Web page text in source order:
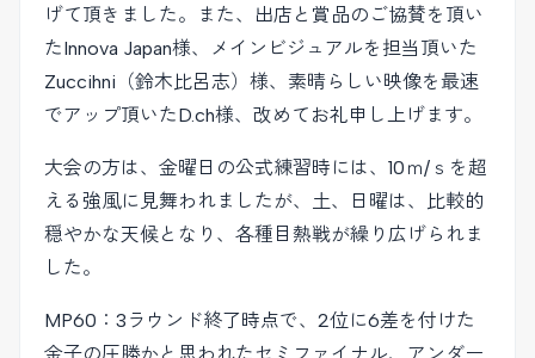
げて頂きました。また、出店と賞品のご協賛を頂い
たInnova Japan様、メインビジュアルを担当頂いた
Zuccihni（鈴木比呂志）様、素晴らしい映像を最速
でアップ頂いたD.ch様、改めてお礼申し上げます。
大会の方は、金曜日の公式練習時には、10ｍ/ｓを超
える強風に見舞われましたが、土、日曜は、比較的
穏やかな天候となり、各種目熱戦が繰り広げられま
した。
MP60：3ラウンド終了時点で、2位に6差を付けた